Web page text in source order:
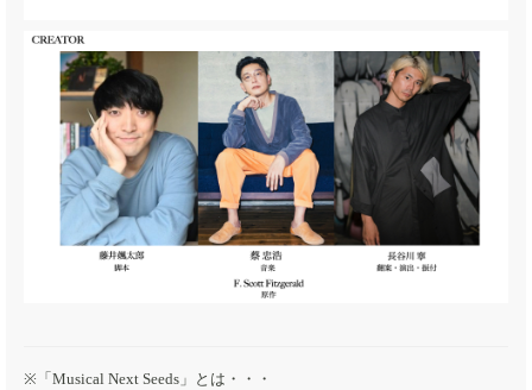
※「Musical Next Seeds」とは・・・